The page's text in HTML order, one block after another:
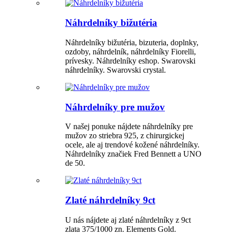
Náhrdelníky bižutéria
Náhrdelníky bižutéria, bizuteria, doplnky,
ozdoby, náhrdelník, náhrdelníky Fiorelli,
prívesky. Náhrdelníky eshop. Swarovski
náhrdelníky. Swarovski crystal.
Náhrdelníky pre mužov
V našej ponuke nájdete náhrdelníky pre
mužov zo striebra 925, z chirurgickej
ocele, ale aj trendové kožené náhrdelníky.
Náhrdelníky značiek Fred Bennett a UNO
de 50.
Zlaté náhrdelníky 9ct
U nás nájdete aj zlaté náhrdelníky z 9ct
zlata 375/1000 zn. Elements Gold.